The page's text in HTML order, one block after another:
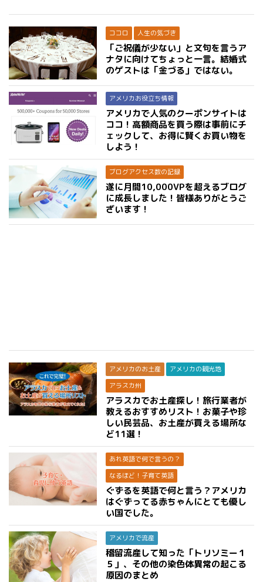
ココロ 人生の気づき
「ご祝儀が少ない」と文句を言うア
ナタに向けてちょっと一言。結婚式
のゲストは「金づる」ではない。
アメリカお役立ち情報
アメリカで人気のクーポンサイトは
ココ！高額商品を買う際は事前にチ
ェックして、お得に賢くお買い物を
しよう！
ブログアクセス数の記録
遂に月間10,000VPを超えるブログ
に成長しました！皆様ありがとうご
ざいます！
アメリカのお土産
アメリカの観光地
アラスカ州
アラスカでお土産探し！旅行業者が
教えるおすすめリスト！お菓子や珍
しい民芸品、お土産が買える場所な
ど11選！
あれ英語で何で言うの？
なるほど！子育て英語
ぐずるを英語で何と言う？アメリカ
はぐずってる赤ちゃんにとても優し
い国でした。
アメリカで流産
稽留流産して知った「トリソミー１
５」、その他の染色体異常の起こる
原因のまとめ